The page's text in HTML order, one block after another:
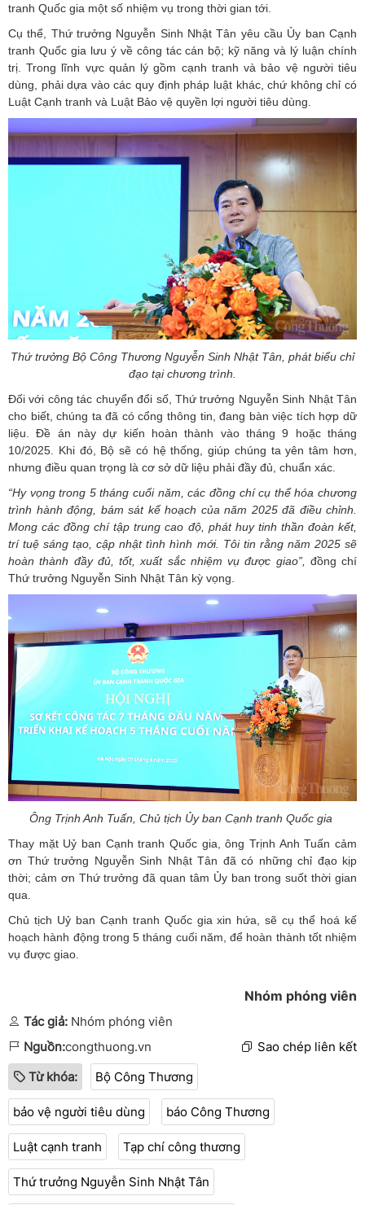
tranh Quốc gia một số nhiệm vụ trong thời gian tới.
Cụ thể, Thứ trưởng Nguyễn Sinh Nhật Tân yêu cầu Ủy ban Cạnh
tranh Quốc gia lưu ý về công tác cán bộ; kỹ năng và lý luận chính
trị. Trong lĩnh vực quản lý gồm cạnh tranh và bảo vệ người tiêu
dùng, phải dựa vào các quy định pháp luật khác, chứ không chỉ có
Luật Cạnh tranh và Luật Bảo vệ quyền lợi người tiêu dùng.
Thứ trưởng Bộ Công Thương Nguyễn Sinh Nhật Tân, phát biểu chỉ
đạo tại chương trình.
Đối với công tác chuyển đổi số, Thứ trưởng Nguyễn Sinh Nhật Tân
cho biết, chúng ta đã có cổng thông tin, đang bàn việc tích hợp dữ
liệu. Đề án này dự kiến hoàn thành vào tháng 9 hoặc tháng
10/2025. Khi đó, Bộ sẽ có hệ thống, giúp chúng ta yên tâm hơn,
nhưng điều quan trọng là cơ sở dữ liệu phải đầy đủ, chuẩn xác.
“Hy vọng trong 5 tháng cuối năm, các đồng chí cụ thể hóa chương
trình hành động, bám sát kế hoạch của năm 2025 đã điều chỉnh.
Mong các đồng chí tập trung cao độ, phát huy tinh thần đoàn kết,
trí tuệ sáng tạo, cập nhật tình hình mới. Tôi tin rằng năm 2025 sẽ
hoàn thành đầy đủ, tốt, xuất sắc nhiệm vụ được giao”,
đồng chí
Thứ trưởng Nguyễn Sinh Nhật Tân kỳ vọng.
Ông Trịnh Anh Tuấn, Chủ tịch Ủy ban Cạnh tranh Quốc gia
Thay mặt Uỷ ban Cạnh tranh Quốc gia, ông Trịnh Anh Tuấn cảm
ơn Thứ trưởng Nguyễn Sinh Nhật Tân đã có những chỉ đạo kịp
thời; cảm ơn Thứ trưởng đã quan tâm Ủy ban trong suốt thời gian
qua.
Chủ tịch Uỷ ban Cạnh tranh Quốc gia xin hứa, sẽ cụ thể hoá kế
hoạch hành động trong 5 tháng cuối năm, để hoàn thành tốt nhiệm
vụ được giao.
Nhóm phóng viên
Tác giả: Nhóm phóng viên
Nguồn:congthuong.vn
Sao chép liên kết
Từ khóa:
Bộ Công Thương
bảo vệ người tiêu dùng báo Công Thương
Luật cạnh tranh Tạp chí công thương
Thứ trưởng Nguyễn Sinh Nhật Tân